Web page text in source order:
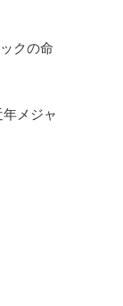
クの命
メジャ